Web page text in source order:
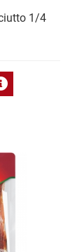
1/4